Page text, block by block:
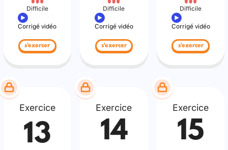
Difficile
Corrigé vidéo
s'exercer
Difficile
Corrigé vidéo
s'exercer
Difficile
Corrigé vidéo
s'exercer
Exercice
13
Exercice
14
Exercice
15